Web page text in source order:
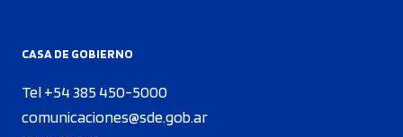
CASA DE GOBIERNO
Tel +54 385 450-5000
comunicaciones@sde.gob.ar